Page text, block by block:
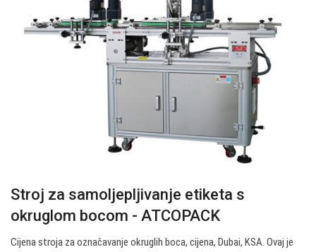
Stroj za samoljepljivanje etiketa s
okruglom bocom - ATCOPACK
Cijena stroja za označavanje okruglih boca, cijena, Dubai, KSA. Ovaj je